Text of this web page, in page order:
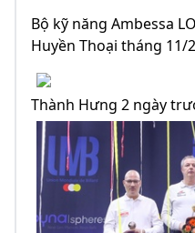
Bộ kỹ năng Ambessa
Huyền Thoại tháng 11/
Thành Hưng 2 ngày